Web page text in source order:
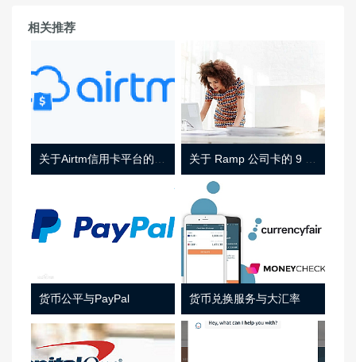
相关推荐
货币公平与PayPal 货币兑换服务与大汇率